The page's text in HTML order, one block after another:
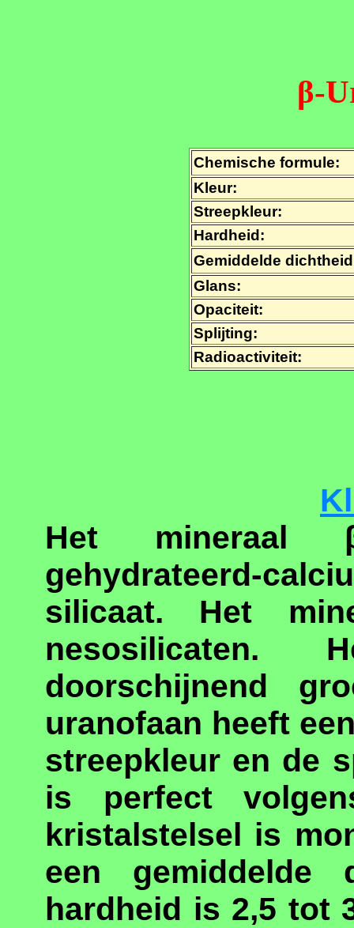
β-
Chemische formule:
Kleur:
Streepkleur:
Hardheid:
Gemiddelde
Glans:
Opaciteit:
Splijting:
Radioactiviteit:
Het mineraal
gehydrateerd-
silicaat. Het
nesosilicaten.
doorschijnend
uranofaan heeft
streepkleur en de
is perfect
kristalstelsel is
een gemiddelde
hardheid is 2,5 tot